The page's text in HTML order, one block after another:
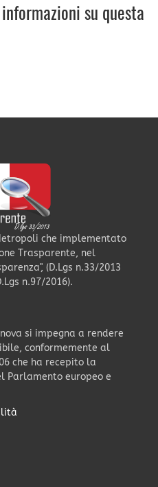
su questa
che implementato
Trasparente, nel
(D.Lgs n.33/2013
n.97/2016).
si impegna a rendere
conformemente al
che ha recepito la
Parlamento europeo e